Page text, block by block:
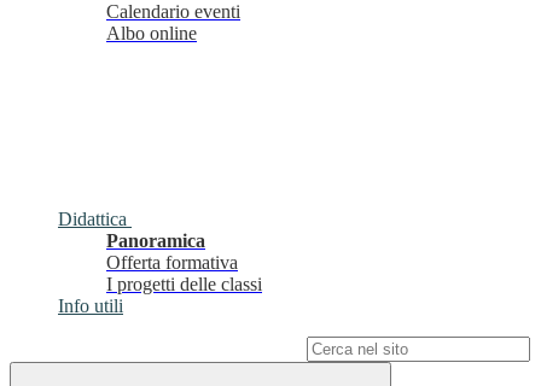
Calendario eventi
Albo online
Didattica
Panoramica
Offerta formativa
I progetti delle classi
Info utili